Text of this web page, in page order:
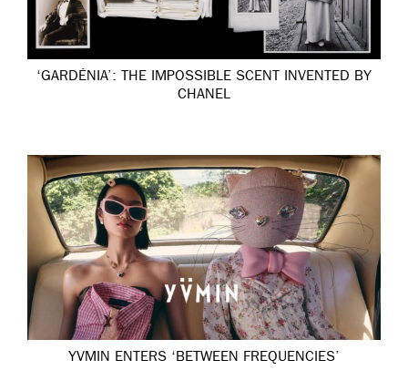
‘GARDÉNIA’: THE IMPOSSIBLE SCENT INVENTED BY
CHANEL
YVMIN ENTERS ‘BETWEEN FREQUENCIES’